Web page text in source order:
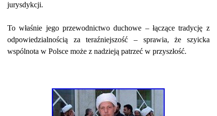
jurysdykcji.
To właśnie jego przewodnictwo duchowe – łączące tradycję z
odpowiedzialnością za teraźniejszość – sprawia, że szyicka
wspólnota w Polsce może z nadzieją patrzeć w przyszłość.